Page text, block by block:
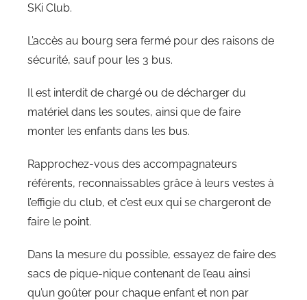
SKi Club.
L’accès au bourg sera fermé pour des raisons de
sécurité, sauf pour les 3 bus.
Il est interdit de chargé ou de décharger du
matériel dans les soutes, ainsi que de faire
monter les enfants dans les bus.
Rapprochez-vous des accompagnateurs
référents, reconnaissables grâce à leurs vestes à
l’effigie du club, et c’est eux qui se chargeront de
faire le point.
Dans la mesure du possible, essayez de faire des
sacs de pique-nique contenant de l’eau ainsi
qu’un goûter pour chaque enfant et non par